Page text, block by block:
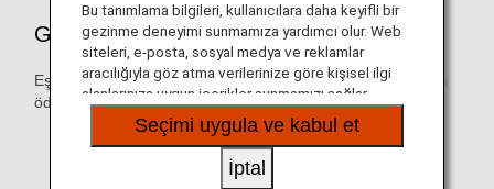
Gerekli Mil
Eşlik eden yetişkin yolcu için gerekli uçuş ödül milinin %10'u
ödendikten sonra kullanılabilir.
Yetişkinler için gerekli uçuş ödül mili için lütfen
Bu tanımlama bilgileri, kullanıcılara daha keyifli bir
gezinme deneyimi sunmamıza yardımcı olur. Web
siteleri, e-posta, sosyal medya ve reklamlar
aracılığıyla göz atma verilerinize göre kişisel ilgi
alanlarınıza uygun içerikler sunmamızı sağlar.
Seçimi uygula ve kabul et
İptal